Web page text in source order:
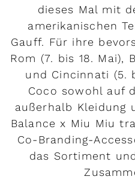
dieses Mal mit
amerikanischen
Gauff. Für ihre
Rom (7. bis 18. Mai),
und Cincinnati (5.
Coco sowohl auf
außerhalb Kleidung
Balance x Miu Miu
Co-Branding-
das Sortiment